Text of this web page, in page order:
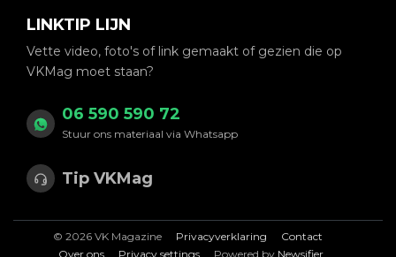
LINKTIP LIJN
Vette video, foto's of link gemaakt of gezien die op
VKMag moet staan?
06 590 590 72
Stuur ons materiaal via Whatsapp
Tip VKMag
© 2026 VK Magazine Privacyverklaring
Contact
Over ons
Privacy settings Powered by Newsifier